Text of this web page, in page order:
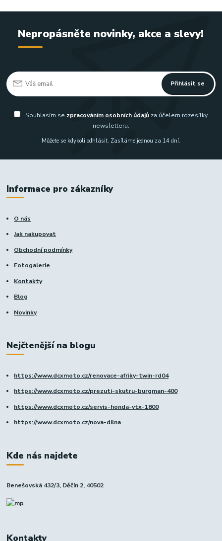
Nepropásněte novinky, akce a slevy!
Přihlásit se
Souhlasím se zpracováním osobních údajů za účelem rozesílky
newsletteru.
Můžete se kdykoli odhlásit. Zasíláme jednou za 14 dní.
Informace pro zákazníky
O nás
Jak nakupovat
Obchodní podmínky
Fotogalerie
Kontakty
Blog
Novinky
Nejčtenější na blogu
https://www.dcxmoto.cz/renovace-afriky-twin-rd04
https://www.dcxmoto.cz/prezuti-skutru-burgman-400
https://www.dcxmoto.cz/servis-honda-vtx-1800
https://www.dcxmoto.cz/nova-dilna
Kde nás najdete
Benešovská 432/3, Děčín 2, 40502
Kontakty